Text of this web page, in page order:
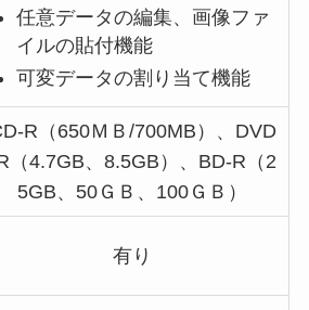
任意データの編集、画像ファ
イルの貼付機能
可変データの割り当て機能
R（650ＭＢ/700MB）、DVD
（4.7GB、8.5GB）、BD-R（2
5GB、50ＧＢ、100ＧＢ）
有り